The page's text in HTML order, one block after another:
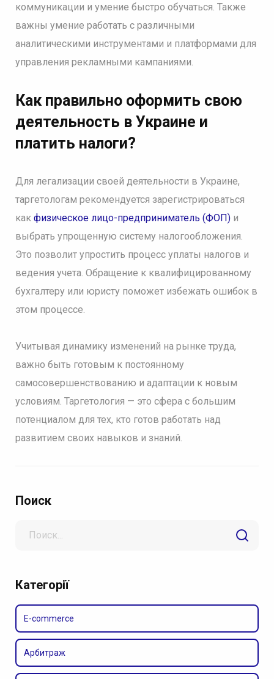
коммуникации и умение быстро обучаться. Также
важны умение работать с различными
аналитическими инструментами и платформами для
управления рекламными кампаниями.
Как правильно оформить свою
деятельность в Украине и
платить налоги?
Для легализации своей деятельности в Украине,
таргетологам рекомендуется зарегистрироваться
как физическое лицо-предприниматель (ФОП)и
выбрать упрощенную систему налогообложения.
Это позволит упростить процесс уплаты налогов и
ведения учета. Обращение к квалифицированному
бухгалтеру или юристу поможет избежать ошибок в
этом процессе.
Учитывая динамику изменений на рынке труда,
важно быть готовым к постоянному
самосовершенствованию и адаптации к новым
условиям. Таргетология — это сфера с большим
потенциалом для тех, кто готов работать над
развитием своих навыков и знаний.
Поиск
Категорії
E-commerce
Арбитраж